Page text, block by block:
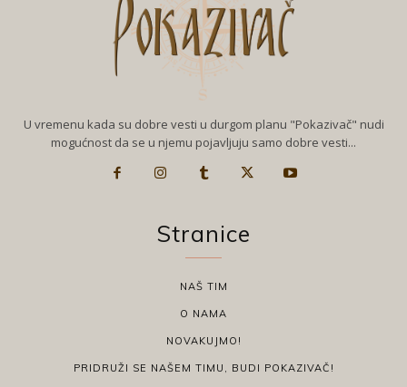
U vremenu kada su dobre vesti u durgom planu "Pokazivač" nudi
mogućnost da se u njemu pojavljuju samo dobre vesti...
Stranice
NAŠ TIM
O NAMA
NOVAKUJMO!
PRIDRUŽI SE NAŠEM TIMU, BUDI POKAZIVAČ!